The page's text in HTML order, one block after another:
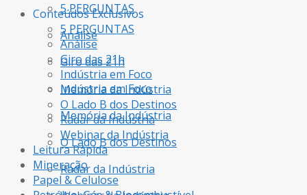
5 PERGUNTAS
Análise
Giro das 21h
Indústria em Foco
Memória da Indústria
O Lado B dos Destinos
Radar da Indústria
Conteúdos Exclusivos
5 PERGUNTAS
Análise
Giro das 21h
Indústria em Foco
Memória da Indústria
O Lado B dos Destinos
Radar da Indústria
Webinar da Indústria
Leitura Rápida
Mineração
Papel & Celulose